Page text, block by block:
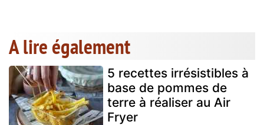
A lire également
5 recettes irrésistibles à
base de pommes de
terre à réaliser au Air
Fryer